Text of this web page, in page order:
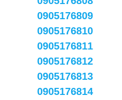
0905176809
0905176810
0905176811
0905176812
0905176813
0905176814